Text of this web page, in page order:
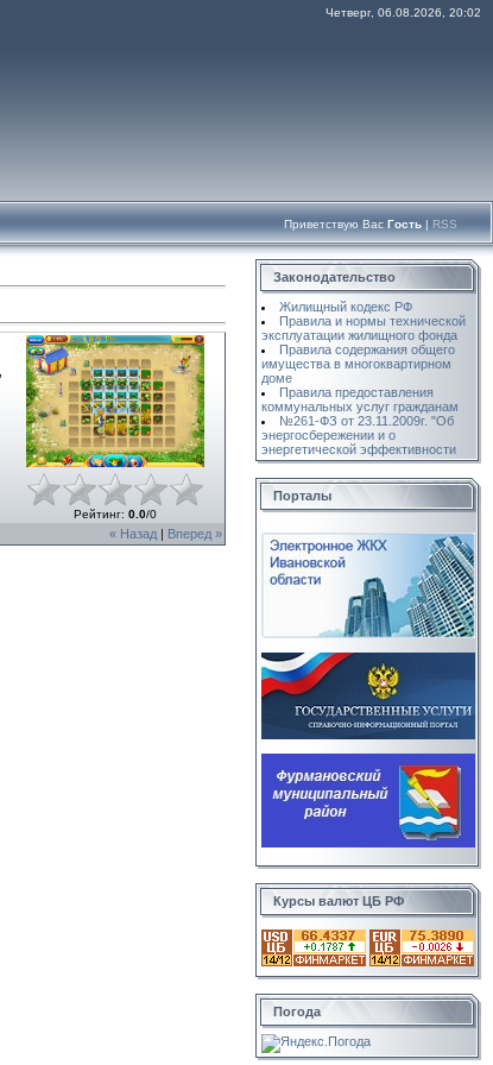
Четверг, 06.08.2026, 20:02
Приветствую Вас Гость | RSS
Рейтинг: 0.0/0
« Назад Вперед »
Законодательство
Жилищный кодекс РФ
Правила и нормы технической
эксплуатации жилищного фонда
Правила содержания общего
имущества в многоквартирном
доме
Правила предоставления
коммунальных услуг гражданам
№261-ФЗ от 23.11.2009г. "Об
энергосбережении и о
энергетической эффективности
Порталы
Курсы валют ЦБ РФ
Погода